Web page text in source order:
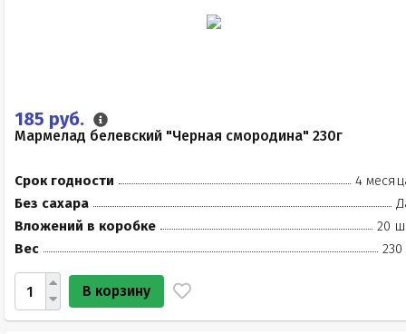
185 руб.
Мармелад белевский "Черная смородина" 230г
Срок годности
4
Без сахара
Вложений в коробке
20
Вес
230
В корзину